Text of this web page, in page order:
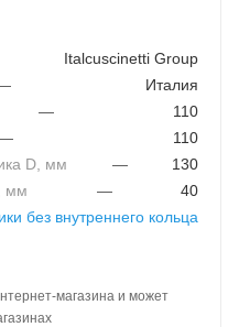
Italcuscinetti Group
Италия
—
110
110
D, мм
—
130
мм
—
40
без внутреннего кольца
магазина и может